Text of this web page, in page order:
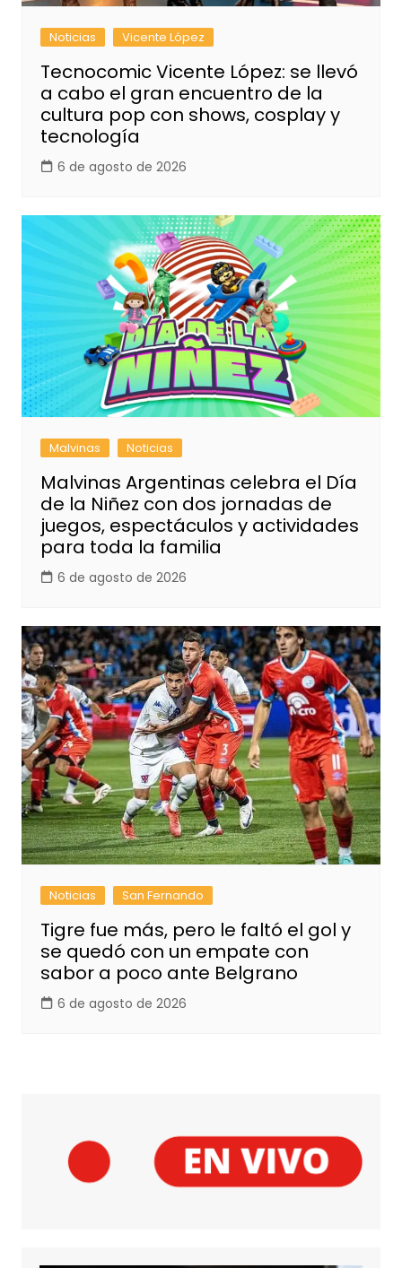
Noticias Vicente López
Tecnocomic Vicente López: se llevó
a cabo el gran encuentro de la
cultura pop con shows, cosplay y
tecnología
6 de agosto de 2026
Malvinas Noticias
Malvinas Argentinas celebra el Día
de la Niñez con dos jornadas de
juegos, espectáculos y actividades
para toda la familia
6 de agosto de 2026
Noticias San Fernando
Tigre fue más, pero le faltó el gol y
se quedó con un empate con
sabor a poco ante Belgrano
6 de agosto de 2026